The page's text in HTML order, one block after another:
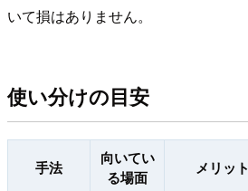
いて損はありません。
使い分けの目安
手法
向いてい
る場面
メリット